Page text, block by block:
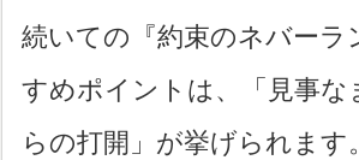
続いての『約束のネバーラ
すめポイントは、「見事な
らの打開」が挙げられます。